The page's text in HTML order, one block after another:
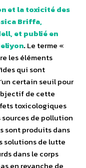
et la toxicité des
Briffa,
et publié en
.Le terme «
les éléments
qui sont
certain seuil pour
de cette
toxicologiques
sources de pollution
sont produits dans
solutions de lutte
dans le corps